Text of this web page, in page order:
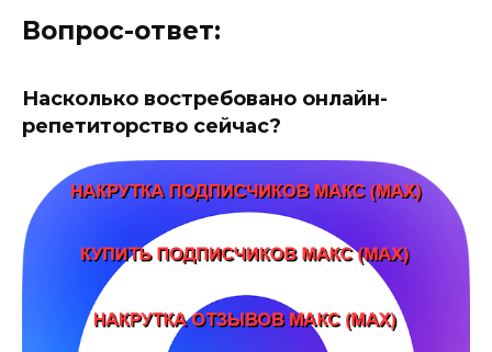
Вопрос-ответ:
Насколько востребовано онлайн-
репетиторство сейчас?